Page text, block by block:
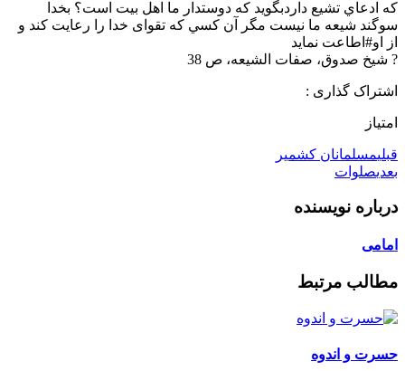
که ادعاي تشيع داردبگويد که دوستدار ما اهل بيت است؟ بخدا
سوگند شيعه ما نيست مگر آن کسي که تقوای خدا را رعايت کند و
از او#اطاعت نمايد
? شيخ صدوق، صفات الشيعه، ص 38
اشتراک گذاری :
امتیاز
قبلیمسلمانان کشمیر
بعدیصلوات
درباره نویسنده
امامی
مطالب مرتبط
حسرت و اندوه